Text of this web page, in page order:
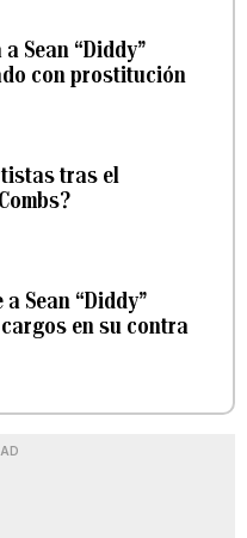
Sean “Diddy”
con prostitución
tras el
Sean “Diddy”
en su contra